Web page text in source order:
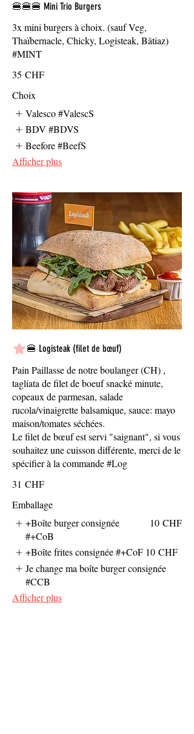
🍔🍔🍔 Mini Trio Burgers
3x mini burgers à choix. (sauf Veg,
Thaïbernacle, Chicky, Logisteak, Bâtiaz)
#MINT
35 CHF
Choix
Valesco #ValescS
BDV #BDVS
Beefore #BeefS
Afficher plus
🍔 Logisteak (filet de bœuf)
Pain Paillasse de notre boulanger (CH) ,
tagliata de filet de boeuf snacké minute,
copeaux de parmesan, salade
rucola/vinaigrette balsamique, sauce: mayo
maison/tomates séchées.
Le filet de bœuf est servi "saignant", si vous
souhaitez une cuisson différente, merci de le
spécifier à la commande #Log
31 CHF
Emballage
+Boîte burger consignée
#+CoB
10 CHF
+Boîte frites consignée #+CoF 10 CHF
Je change ma boîte burger consignée
#CCB
Afficher plus